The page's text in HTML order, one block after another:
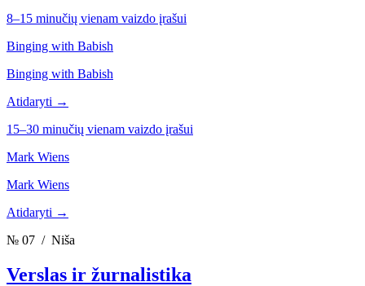
8–15 minučių vienam vaizdo įrašui
Binging with Babish
Binging with Babish
Atidaryti →
15–30 minučių vienam vaizdo įrašui
Mark Wiens
Mark Wiens
Atidaryti →
№ 07 / Niša
Verslas ir žurnalistika